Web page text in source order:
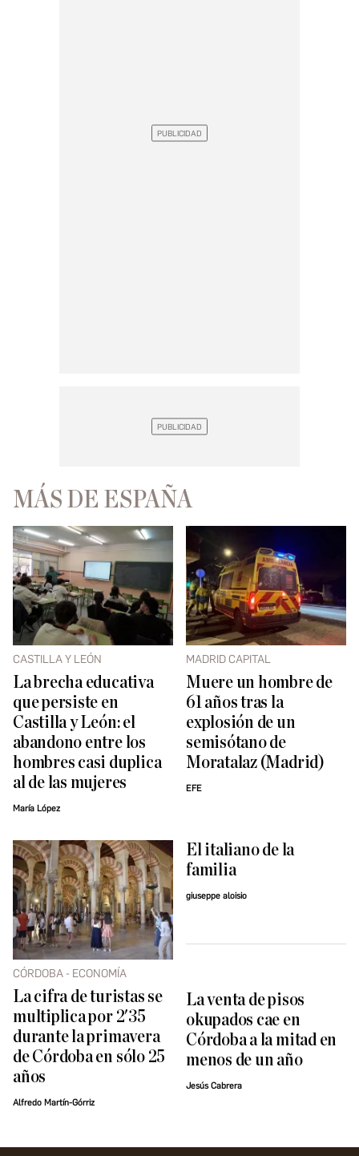
MÁS DE ESPAÑA
CASTILLA Y LEÓN
La brecha educativa
que persiste en
Castilla y León: el
abandono entre los
hombres casi duplica
al de las mujeres
María López
MADRID CAPITAL
Muere un hombre de
61 años tras la
explosión de un
semisótano de
Moratalaz (Madrid)
EFE
CÓRDOBA - ECONOMÍA
La cifra de turistas se
multiplica por 2'35
durante la primavera
de Córdoba en sólo 25
años
Alfredo Martín-Górriz
El italiano de la
familia
giuseppe aloisio
La venta de pisos
okupados cae en
Córdoba a la mitad en
menos de un año
Jesús Cabrera